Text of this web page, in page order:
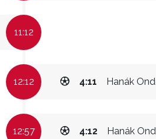
11:12
12:12 Hanák
4:11
12:57 Hanák
4:12